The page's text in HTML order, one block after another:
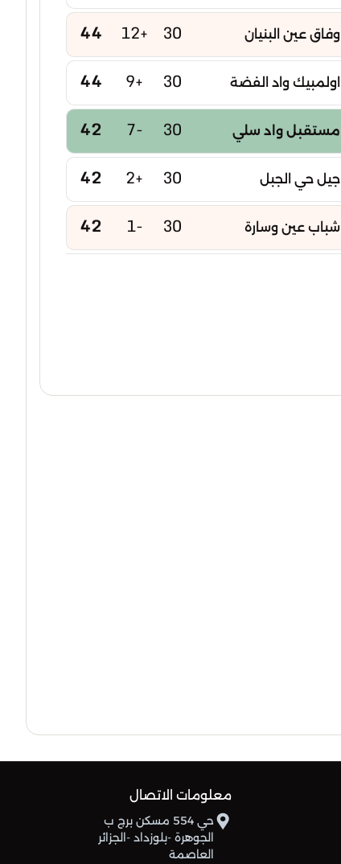
وفاق عين البنيان 30
+12
44
اولمبيك واد الفضة 30
+9
44
مستقبل واد سلي 30
-7
42
جيل حي الجبل 30
+2
42
شباب عين وسارة 30
-1
42
معلومات الاتصال
حي 554 مسكن برج ب
الجوهرة -بلوزداد -الجزائر
العاصمة